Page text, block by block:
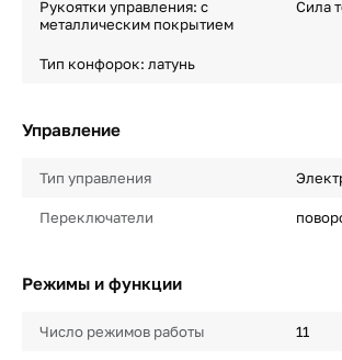
Рукоятки управления: с
металлическим покрытием
Сила
Тип конфорок: латунь
Управление
Тип управления
Переключатели
Режимы и функции
Число режимов работы 11